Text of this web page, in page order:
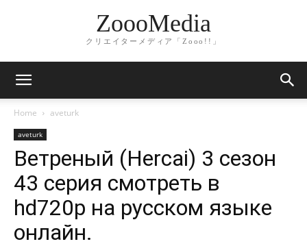
ZoooMedia
クリエイターメディア「Zooo!!」
Home aveturk
aveturk
Ветреный (Hercai) 3 сезон
43 серия смотреть в
hd720p на русском языке
онлайн.